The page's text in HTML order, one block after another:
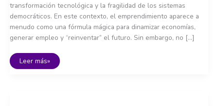
transformación tecnológica y la fragilidad de los sistemas
democráticos. En este contexto, el emprendimiento aparece a
menudo como una fórmula mágica para dinamizar economías,
generar empleo y “reinventar” el futuro. Sin embargo, no […]
Emprender
con
Leer más»